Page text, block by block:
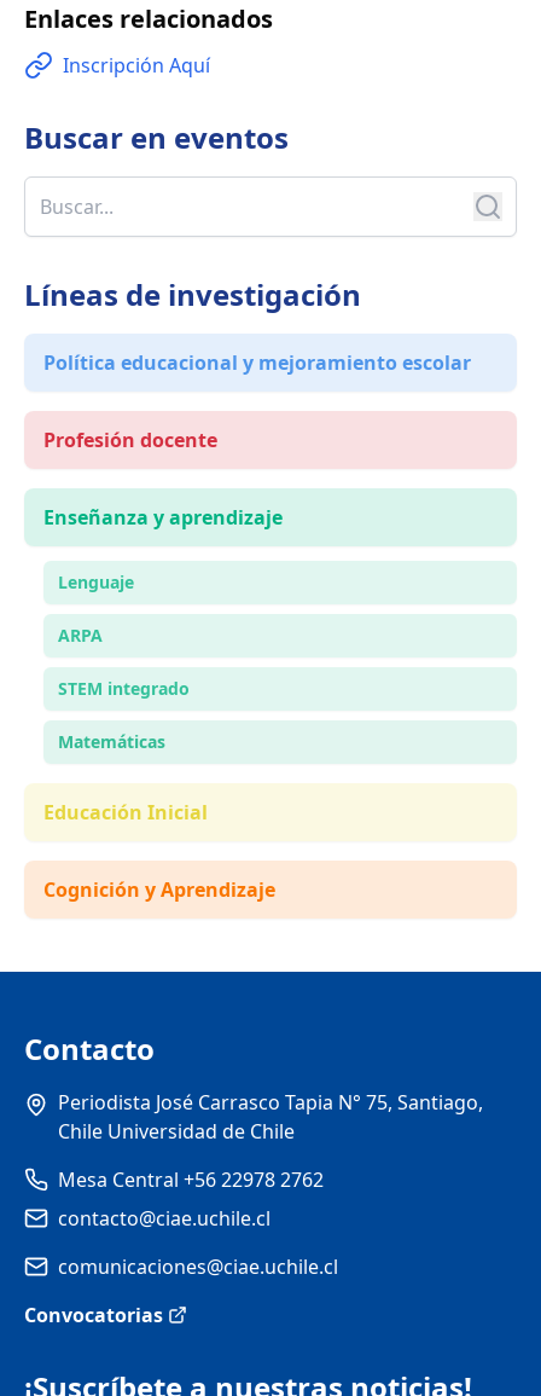
Enlaces relacionados
Inscripción Aquí
Buscar en eventos
Líneas de investigación
Política educacional y mejoramiento escolar
Profesión docente
Enseñanza y aprendizaje
Lenguaje
ARPA
STEM integrado
Matemáticas
Educación Inicial
Cognición y Aprendizaje
Contacto
Periodista José Carrasco Tapia N° 75, Santiago,
Chile Universidad de Chile
Mesa Central +56 22978 2762
contacto@ciae.uchile.cl
comunicaciones@ciae.uchile.cl
Convocatorias
¡Suscríbete a nuestras noticias!